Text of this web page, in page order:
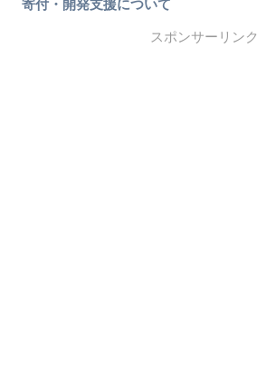
寄付・開発支援について
スポンサーリンク